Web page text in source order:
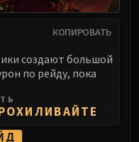
КОПИРОВАТЬ
создают большой
по рейду, пока